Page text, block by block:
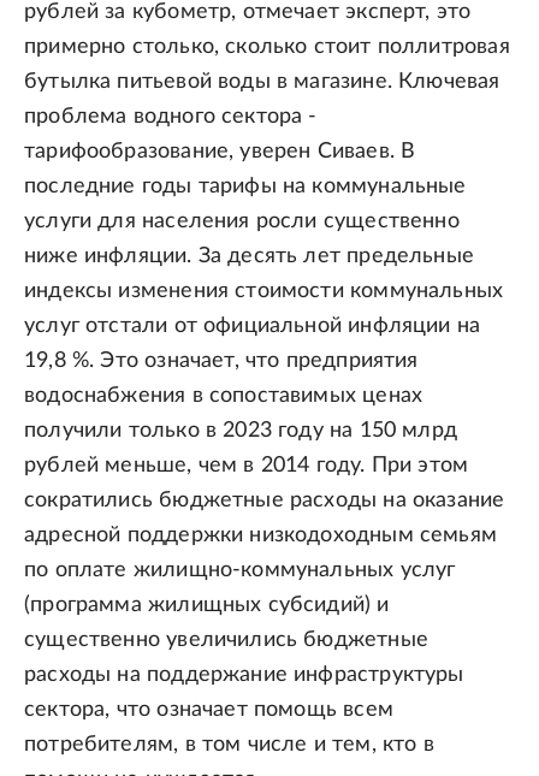
рублей за кубометр, отмечает эксперт, это
примерно столько, сколько стоит поллитровая
бутылка питьевой воды в магазине. Ключевая
проблема водного сектора -
тарифообразование, уверен Сиваев. В
последние годы тарифы на коммунальные
услуги для населения росли существенно
ниже инфляции. За десять лет предельные
индексы изменения стоимости коммунальных
услуг отстали от официальной инфляции на
19,8 %. Это означает, что предприятия
водоснабжения в сопоставимых ценах
получили только в 2023 году на 150 млрд
рублей меньше, чем в 2014 году. При этом
сократились бюджетные расходы на оказание
адресной поддержки низкодоходным семьям
по оплате жилищно-коммунальных услуг
(программа жилищных субсидий) и
существенно увеличились бюджетные
расходы на поддержание инфраструктуры
сектора, что означает помощь всем
потребителям, в том числе и тем, кто в